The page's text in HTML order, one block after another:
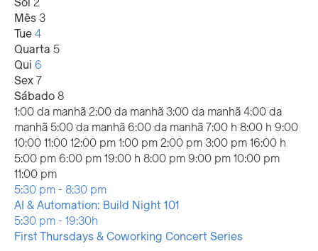
Semana
de
eventos
Mês 3
Tue4
Quarta 5
Qui 6
Sex 7
Sábado 8
12:00
1:00 da manhã 2:00 da manhã 3:00 da manhã 4:00 da
manhã 5:00 da manhã 6:00 da manhã 7:00 h 8:00 h 9:00
10:00 11:00 12:00 pm 1:00 pm 2:00 pm 3:00 pm 16:00 h
5:00 pm 6:00 pm 19:00 h 8:00 pm 9:00 pm 10:00 pm
11:00 pm12:00
Domingo,
agosto
2,
2026
No
events
on
this
Segunda-
feira,
agosto
3,
2026
No
events
on
this
Terça-
feira,
agosto
4,
2026
agosto
4,
2026
5:30 pm- 8:30 pm
AI & Automation: Build Night 101
Quarta-
feira,
No
events
Quinta-
feira,
agosto
6,
5:30 pm- 19:30h
First Thursdays & Coworking Concert Series